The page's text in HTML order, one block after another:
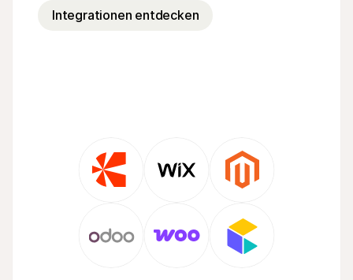
Integrationen entdecken